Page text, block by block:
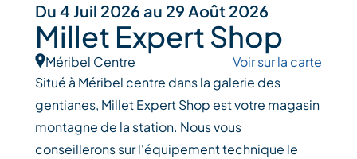
Du 4 Juil 2026 au 29 Août 2026
Millet Expert Shop
Méribel Centre
Voir sur la carte
Situé à Méribel centre dans la galerie des
gentianes, Millet Expert Shop est votre magasin
montagne de la station. Nous vous
conseillerons sur l'équipement technique le